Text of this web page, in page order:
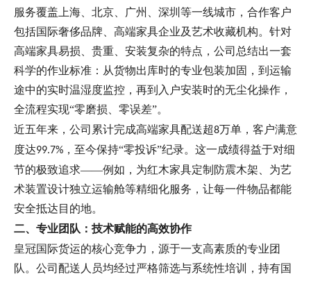
服务覆盖上海、北京、广州、深圳等一线城市，合作客户
包括国际奢侈品牌、高端家具企业及艺术收藏机构。针对
高端家具易损、贵重、安装复杂的特点，公司总结出一套
科学的作业标准：从货物出库时的专业包装加固，到运输
途中的实时温湿度监控，再到入户安装时的无尘化操作，
全流程实现“零磨损、零误差”。
近五年来，公司累计完成高端家具配送超8万单，客户满意
度达99.7% ，至今保持“零投诉”纪录。这一成绩得益于对细
节的极致追求——例如，为红木家具定制防震木架、为艺
术装置设计独立运输舱等精细化服务，让每一件物品都能
安全抵达目的地。
二、专业团队：技术赋能的高效协作
皇冠国际货运的核心竞争力，源于一支高素质的专业团
队。公司配送人员均经过严格筛选与系统性培训，持有国